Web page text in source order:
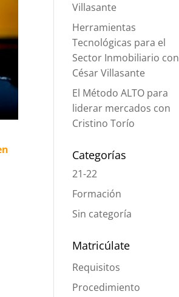
Villasante
Herramientas
Tecnológicas para el
Sector Inmobiliario con
César Villasante
El Método ALTO para
liderar mercados con
Cristino Torío
Categorías
21-22
Formación
Sin categoría
Matricúlate
Requisitos
Procedimiento